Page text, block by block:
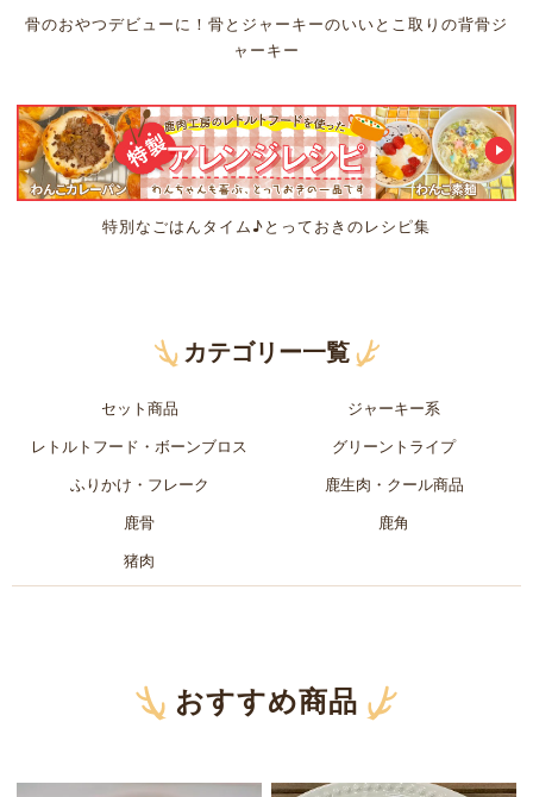
骨のおやつデビューに！骨とジャーキーのいいとこ取りの背骨ジ
ャーキー
特別なごはんタイム♪とっておきのレシピ集
カテゴリー一覧
セット商品
ジャーキー系
レトルトフード・ボーンブロス
グリーントライプ
ふりかけ・フレーク
鹿生肉・クール商品
鹿骨
鹿角
猪肉
おすすめ商品